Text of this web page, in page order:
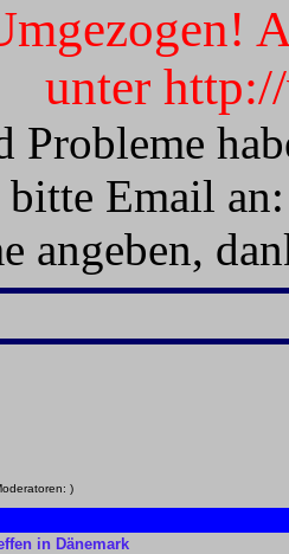
unter
Probleme
bitte Email
angeben,
)
in Dänemark